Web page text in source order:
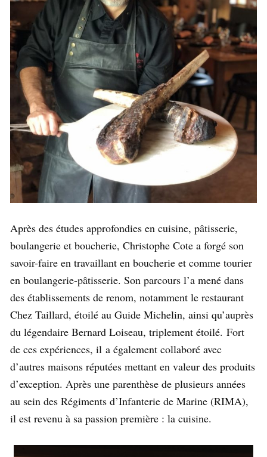
Après des études approfondies en cuisine, pâtisserie,
boulangerie et boucherie, Christophe Cote a forgé son
savoir-faire en travaillant en boucherie et comme tourier
en boulangerie-pâtisserie. Son parcours l’a mené dans
des établissements de renom, notamment le restaurant
Chez Taillard, étoilé au Guide Michelin, ainsi qu’auprès
du légendaire Bernard Loiseau, triplement étoilé. Fort
de ces expériences, il a également collaboré avec
d’autres maisons réputées mettant en valeur des produits
d’exception. Après une parenthèse de plusieurs années
au sein des Régiments d’Infanterie de Marine (RIMA),
il est revenu à sa passion première : la cuisine.